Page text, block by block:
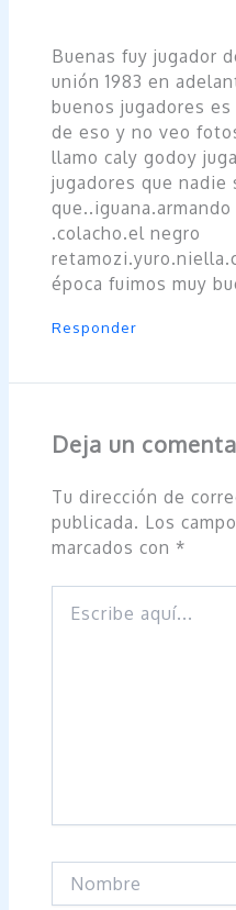
Buenas fuy jugador
unión 1983 en
buenos jugadores
de eso y no veo
llamo caly godoy
jugadores que nadie
.colacho.el negro
época fuimos muy
Responder
Deja un
Tu dirección de
publicada. Los
marcados con *
aquí...